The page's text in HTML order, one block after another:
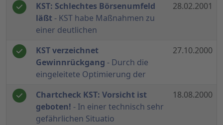
KST: Schlechtes Börsenumfeld
läßt - KST habe Maßnahmen zu
einer deutlichen
28.02.2001
KST verzeichnet
Gewinnrückgang - Durch die
eingeleitete Optimierung der
27.10.2000
Chartcheck KST: Vorsicht ist
geboten! - In einer technisch sehr
gefährlichen Situatio
18.08.2000